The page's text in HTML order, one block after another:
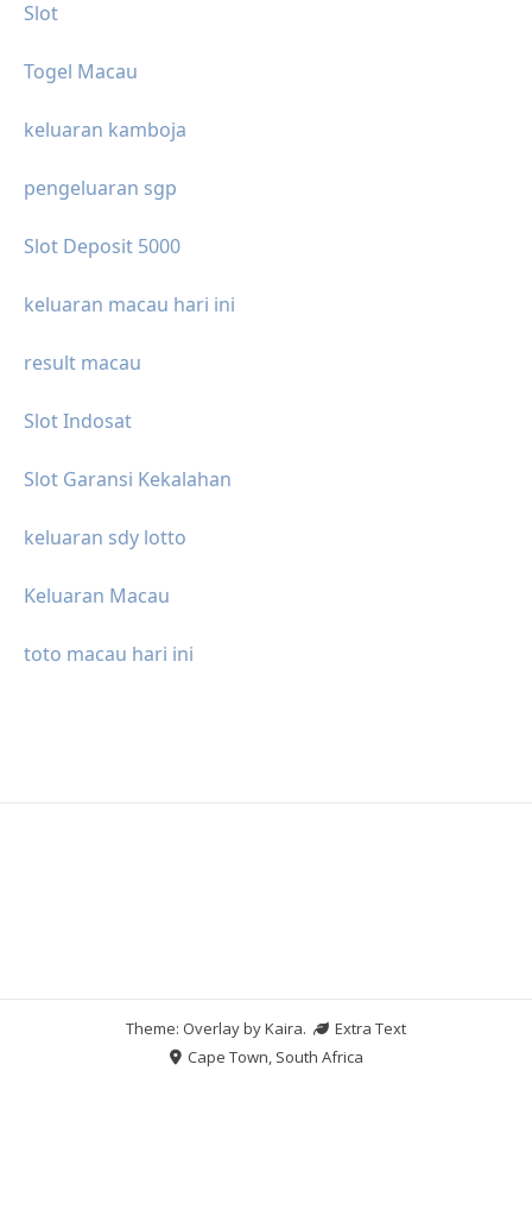
Slot
Togel Macau
keluaran kamboja
pengeluaran sgp
Slot Deposit 5000
keluaran macau hari ini
result macau
Slot Indosat
Slot Garansi Kekalahan
keluaran sdy lotto
Keluaran Macau
toto macau hari ini
Theme: Overlay byKaira.
Extra Text
Cape Town, South Africa